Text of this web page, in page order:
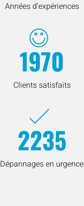
Années d'expériences
1970
Clients satisfaits
2235
Dépannages en urgence